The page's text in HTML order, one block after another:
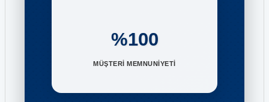
%100
MÜŞTERİ MEMNUNİYETİ